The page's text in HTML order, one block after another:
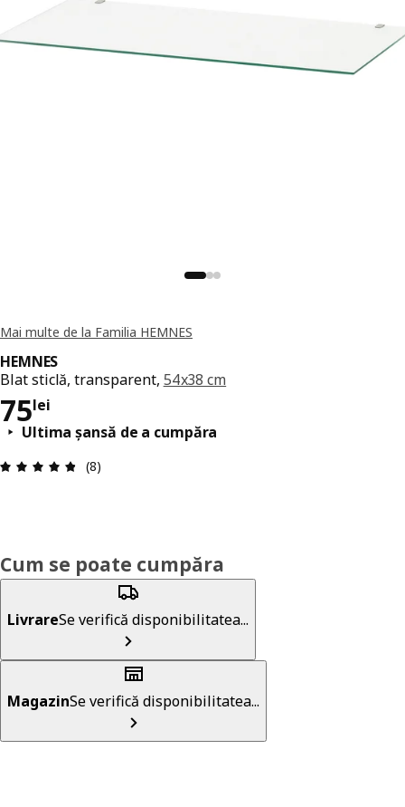
Mai multe de la Familia HEMNES
HEMNES
Blat sticlă, transparent, 54x38 cm
75lei
Preț 75lei
Ultima șansă de a cumpăra
Prezentare generală: 4.8 din 5 stele Total
(8)
Cum se poate cumpăra
LivrareSe verifică disponibilitatea...
MagazinSe verifică disponibilitatea...